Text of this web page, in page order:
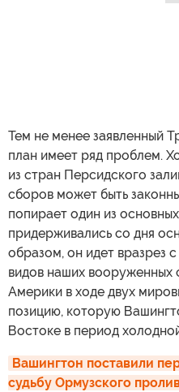
Тем не менее заявленный
план имеет ряд проблем.
из стран Персидского
сборов может быть
попирает один из
придерживались со дня
образом, он идет вразрез
видов наших вооруженных
Америки в ходе двух
позицию, которую
Востоке в период
Вашингтон поставили
судьбу Ормузского